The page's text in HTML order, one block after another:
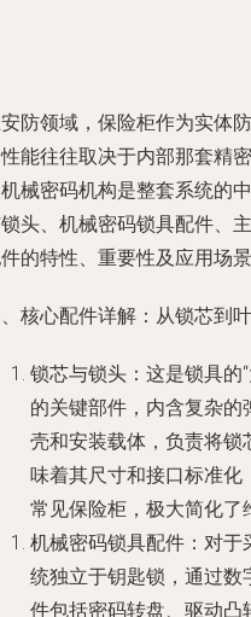
防领域，保险柜作为实体
能往往取决于内部那套精
械密码机构是整套系统的
头、机械密码锁具配件、
的特性、重要性及应用场景
核心配件详解：从锁芯到
锁芯与锁头 ：这是锁具的
的关键部件，内含复杂
壳和安装载体，负责将
味着其尺寸和接口标准
常见保险柜，极大简化了
机械密码锁具配件 ：对
统独立于钥匙锁，通过
件包括密码转盘、驱动